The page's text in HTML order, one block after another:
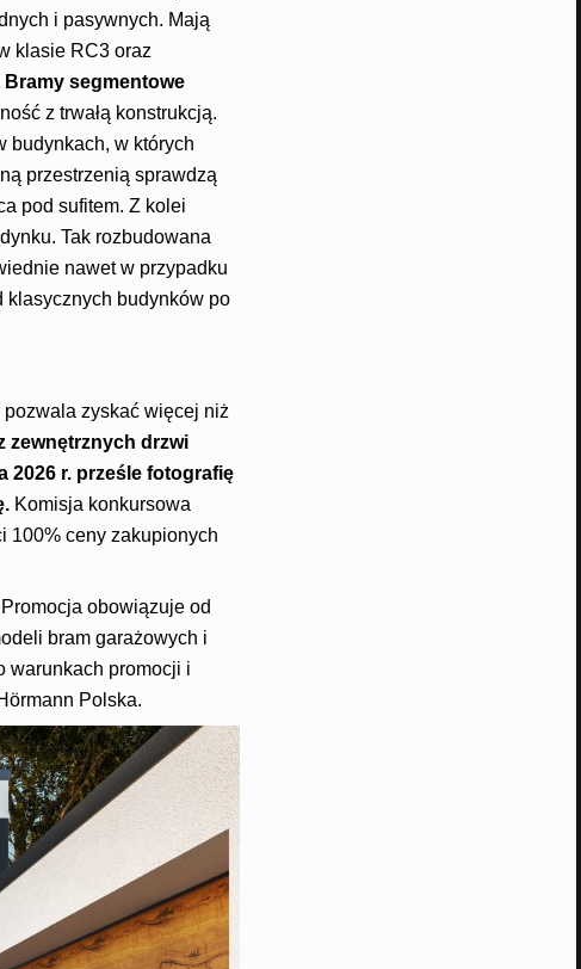
i pasywnych. Mają
klasie RC3 oraz
Bramy segmentowe
z trwałą konstrukcją.
budynkach, w których
przestrzenią sprawdzą
pod sufitem. Z kolei
Tak rozbudowana
nawet w przypadku
klasycznych budynków po
zyskać więcej niż
zewnętrznych drzwi
2026 r. prześle fotografię
Komisja konkursowa
100% ceny zakupionych
obowiązuje od
bram garażowych i
warunkach promocji i
Polska.